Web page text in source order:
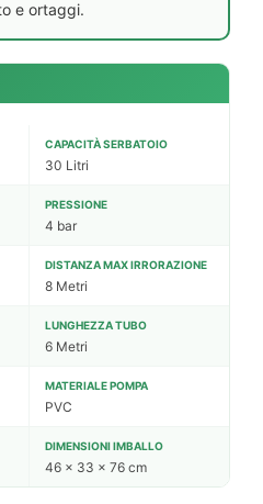
e ortaggi.
CAPACITÀ SERBATOIO
30 Litri
PRESSIONE
4 bar
DISTANZA MAX IRRORAZIONE
8 Metri
LUNGHEZZA TUBO
6 Metri
MATERIALE POMPA
PVC
DIMENSIONI IMBALLO
46 x 33 x 76 cm